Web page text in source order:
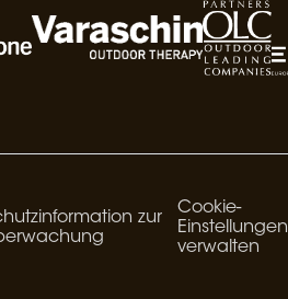
zur
Cookie-
Einstellungen
verwalten